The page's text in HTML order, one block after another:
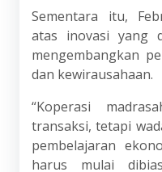
Sementara itu,
atas inovasi yang
mengembangkan
dan kewirausahaan.
“Koperasi
transaksi, tetapi
pembelajaran
harus mulai